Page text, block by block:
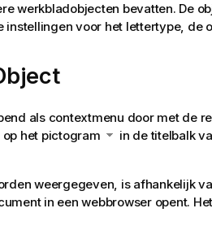
werkbladobjecten bevatten. De
voor het lettertype, de
als contextmenu door met de
het pictogram
in de titelbalk
weergegeven, is afhankelijk
in een webbrowser opent.